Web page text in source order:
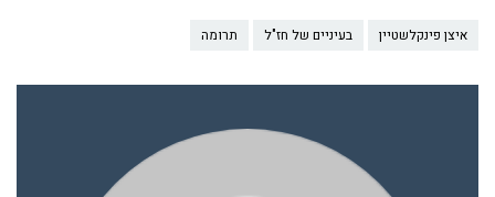
איצן פינקלשטיין בעיניים של חז"ל תרומה